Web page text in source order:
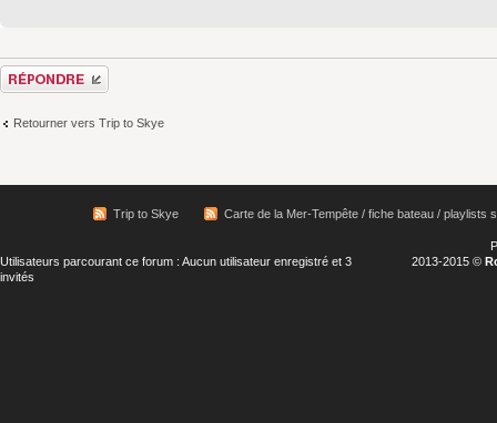
Répondre
Retourner vers Trip to Skye
Trip to Skye Carte de la Mer-Tempête / fiche bateau / playlists
Utilisateurs parcourant ce forum : Aucun utilisateur enregistré et 3
invités
2013-2015 ©